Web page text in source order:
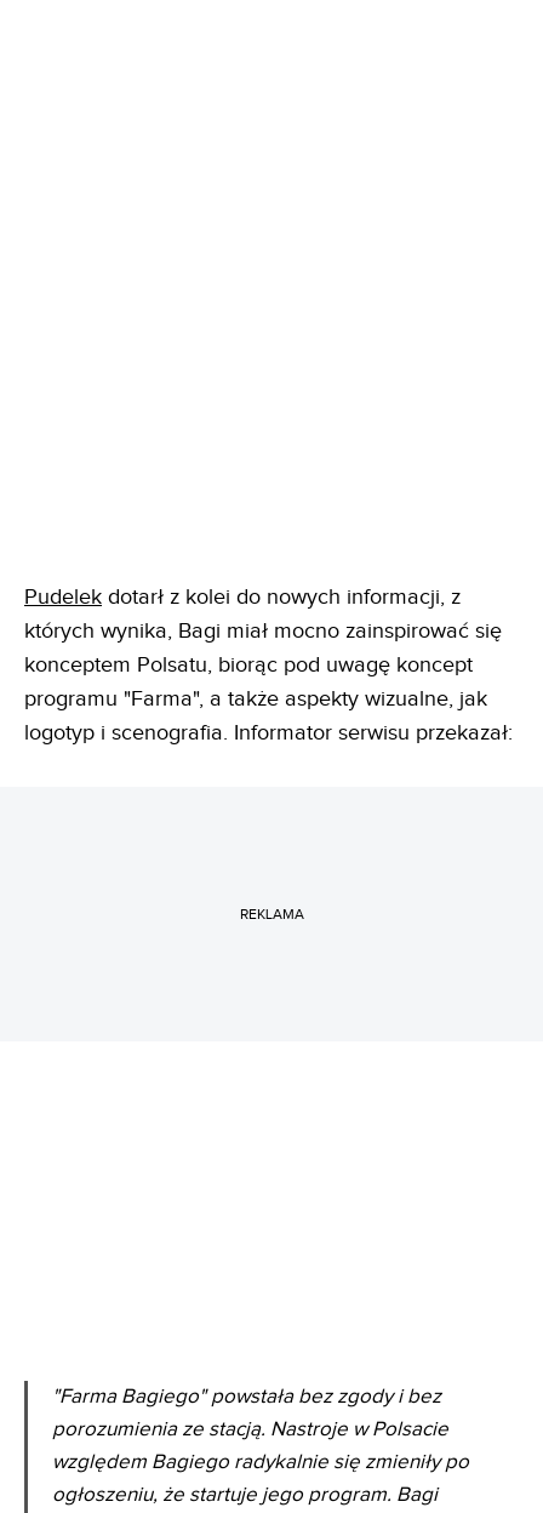
Pudelek dotarł z kolei do nowych informacji, z
których wynika, Bagi miał mocno zainspirować się
konceptem Polsatu, biorąc pod uwagę koncept
programu "Farma", a także aspekty wizualne, jak
logotyp i scenografia. Informator serwisu przekazał:
REKLAMA
"Farma Bagiego" powstała bez zgody i bez
porozumienia ze stacją. Nastroje w Polsacie
względem Bagiego radykalnie się zmieniły po
ogłoszeniu, że startuje jego program. Bagi